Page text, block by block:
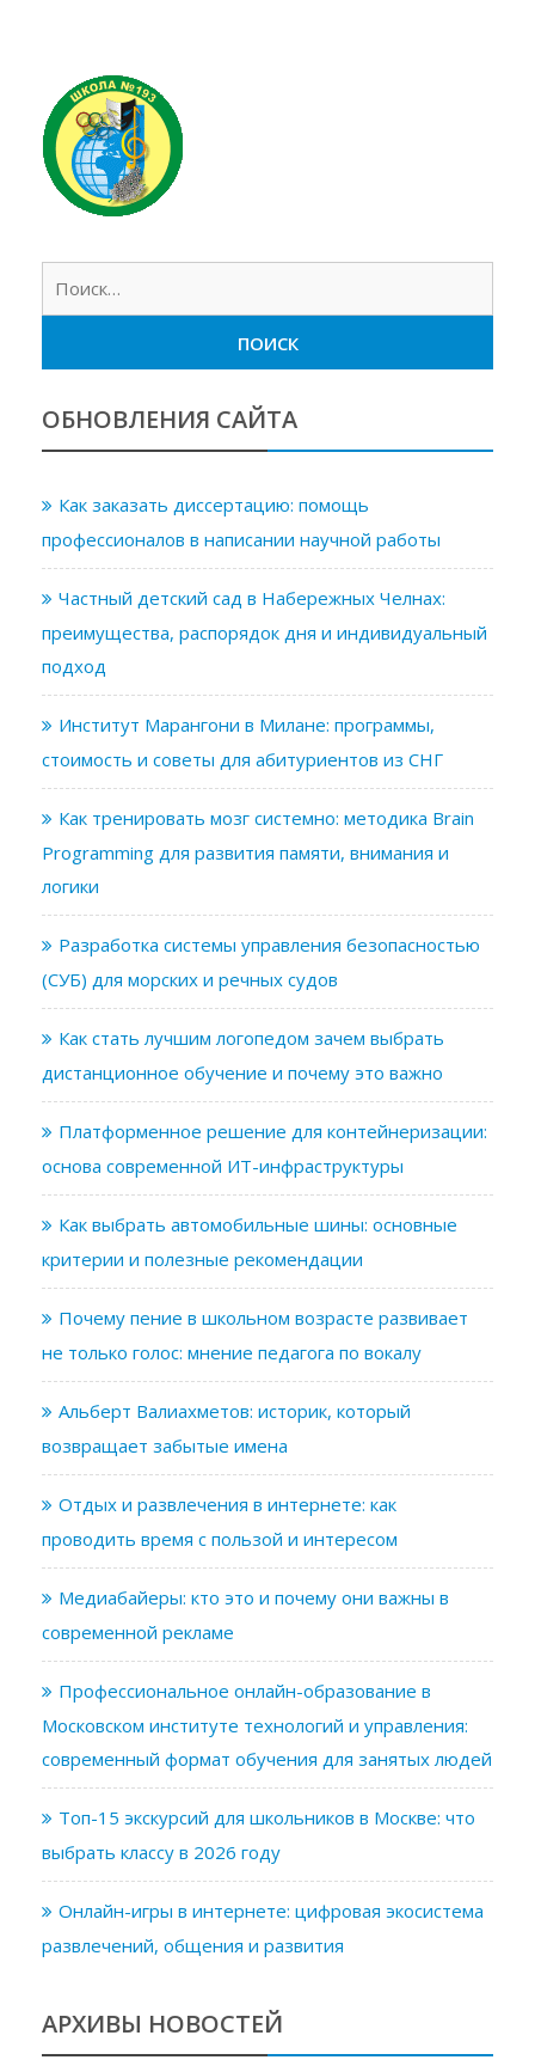
ОБНОВЛЕНИЯ САЙТА
Как заказать диссертацию: помощь
профессионалов в написании научной работы
Частный детский сад в Набережных Челнах:
преимущества, распорядок дня и индивидуальный
подход
Институт Марангони в Милане: программы,
стоимость и советы для абитуриентов из СНГ
Как тренировать мозг системно: методика Brain
Programming для развития памяти, внимания и
логики
Разработка системы управления безопасностью
(СУБ) для морских и речных судов
Как стать лучшим логопедом зачем выбрать
дистанционное обучение и почему это важно
Платформенное решение для контейнеризации:
основа современной ИТ-инфраструктуры
Как выбрать автомобильные шины: основные
критерии и полезные рекомендации
Почему пение в школьном возрасте развивает
не только голос: мнение педагога по вокалу
Альберт Валиахметов: историк, который
возвращает забытые имена
Отдых и развлечения в интернете: как
проводить время с пользой и интересом
Медиабайеры: кто это и почему они важны в
современной рекламе
Профессиональное онлайн-образование в
Московском институте технологий и управления:
современный формат обучения для занятых людей
Топ-15 экскурсий для школьников в Москве: что
выбрать классу в 2026 году
Онлайн-игры в интернете: цифровая экосистема
развлечений, общения и развития
АРХИВЫ НОВОСТЕЙ